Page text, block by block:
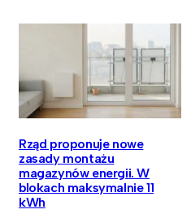
Rząd proponuje nowe
zasady montażu
magazynów energii. W
blokach maksymalnie 11
kWh